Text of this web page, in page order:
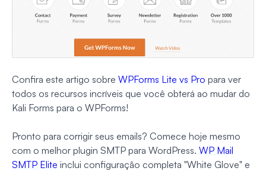
Confira este artigo sobre WPForms Lite vs Pro para ver
todos os recursos incríveis que você obterá ao mudar do
Kali Forms para o WPForms!
Pronto para corrigir seus emails? Comece hoje mesmo
com o melhor plugin SMTP para WordPress. WP Mail
SMTP Elite inclui configuração completa "White Glove" e